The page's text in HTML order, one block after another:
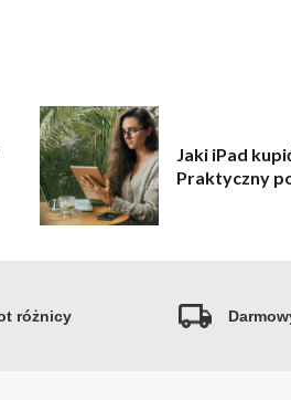
Jaki iPad
Praktyczny
różnicy